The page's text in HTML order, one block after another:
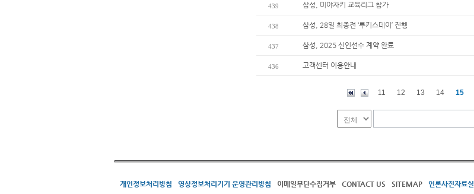
439 삼성, 미야자키 교육리그 참가
438 삼성, 28일 최종전 ‘루키스데이’ 진행
437 삼성, 2025 신인선수 계약 완료
436 고객센터 이용안내
11 12 13 14 15
개인정보처리방침 영상정보처리기기 운영관리방침 이메일무단수집거부 CONTACT US SITEMAP 언론사진자료실